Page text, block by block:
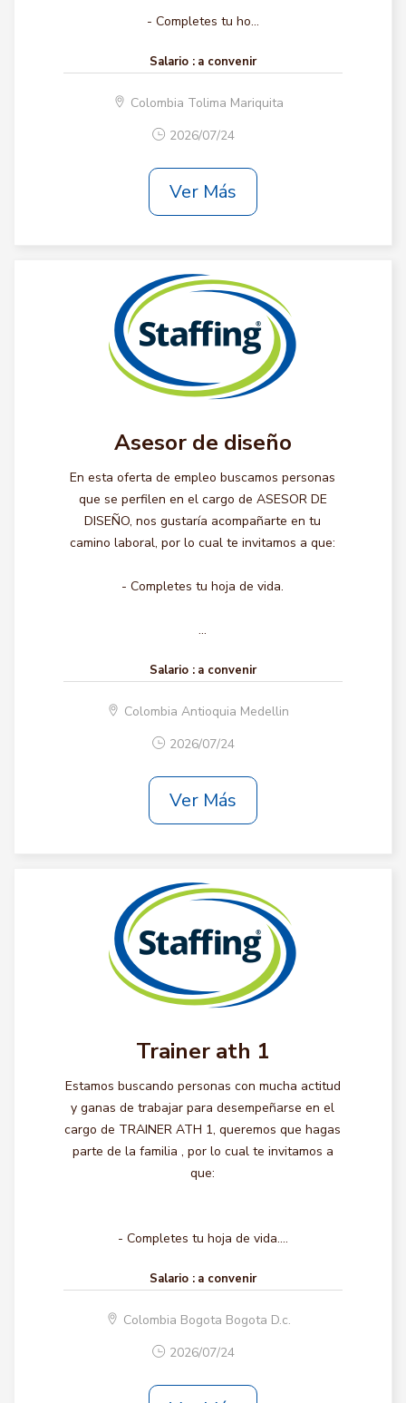
- Completes tu ho...
Salario : a convenir
Colombia Tolima Mariquita
2026/07/24
Ver Más
Asesor de diseño
En esta oferta de empleo buscamos personas
que se perfilen en el cargo de ASESOR DE
DISEÑO, nos gustaría acompañarte en tu
camino laboral, por lo cual te invitamos a que:
- Completes tu hoja de vida.
...
Salario : a convenir
Colombia Antioquia Medellin
2026/07/24
Ver Más
Trainer ath 1
Estamos buscando personas con mucha actitud
y ganas de trabajar para desempeñarse en el
cargo de TRAINER ATH 1, queremos que hagas
parte de la familia , por lo cual te invitamos a
que:
- Completes tu hoja de vida....
Salario : a convenir
Colombia Bogota Bogota D.c.
2026/07/24